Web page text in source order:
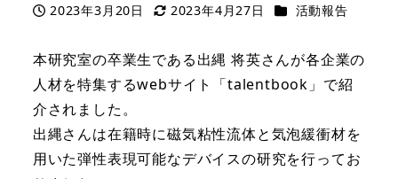
投稿日
2023年3月20日
更新日
2023年4月27日 カテゴリー
活動報告
本研究室の卒業生である出縄 将英さんが各企業の
人材を特集するwebサイト「talentbook」で紹
介されました。
出縄さんは在籍時に磁気粘性流体と気泡緩衝材を
用いた弾性表現可能なデバイスの研究を行ってお